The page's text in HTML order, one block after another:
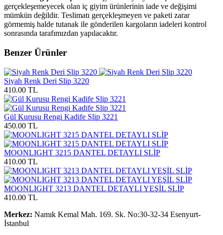
gerçekleşemeyecek olan iç giyim ürünlerinin iade ve değişimi
mümkün değildir. Teslimatı gerçekleşmeyen ve paketi zarar
görmemiş halde tutanak ile gönderilen kargoların iadeleri kontrol
sonrasında tarafımızdan yapılacaktır.
Benzer Ürünler
Siyah Renk Deri Slip 3220
410.00 TL
Gül Kurusu Rengi Kadife Slip 3221
450.00 TL
MOONLIGHT 3215 DANTEL DETAYLI SLİP
410.00 TL
MOONLIGHT 3213 DANTEL DETAYLI YEŞİL SLİP
410.00 TL
Merkez: Namık Kemal Mah. 169. Sk. No:30-32-34 Esenyurt-
İstanbul